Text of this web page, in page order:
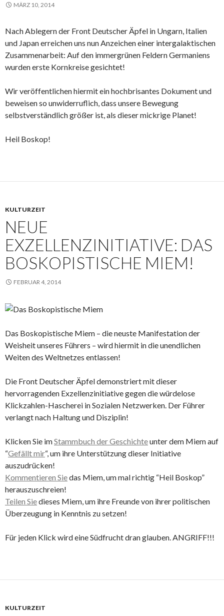
MÄRZ 10, 2014
Nach Ablegern der Front Deutscher Äpfel in Ungarn, Italien
und Japan erreichen uns nun Anzeichen einer intergalaktischen
Zusammenarbeit: Auf den immergrünen Feldern Germaniens
wurden erste Kornkreise gesichtet!
Wir veröffentlichen hiermit ein hochbrisantes Dokument und
beweisen so unwiderruflich, dass unsere Bewegung
selbstverständlich größer ist, als dieser mickrige Planet!
Heil Boskop!
KULTURZEIT
NEUE
EXZELLENZINITIATIVE: DAS
BOSKOPISTISCHE MIEM!
FEBRUAR 4, 2014
Das Boskopistische Miem – die neuste Manifestation der
Weisheit unseres Führers – wird hiermit in die unendlichen
Weiten des Weltnetzes entlassen!
Die Front Deutscher Äpfel demonstriert mit dieser
hervorragenden Exzellenzinitiative gegen die würdelose
Klickzahlen-Hascherei in Sozialen Netzwerken. Der Führer
verlangt nach Haltung und Disziplin!
Klicken Sie imStammbuch der Geschichteunter dem Miem auf
“Gefällt mir“, um ihre Unterstützung dieser Initiative
auszudrücken!
Kommentieren Siedas Miem, um mal richtig “Heil Boskop”
herauszuschreien!
Teilen Siedieses Miem, um ihre Freunde von ihrer politischen
Überzeugung in Kenntnis zu setzen!
Für jeden Klick wird eine Südfrucht dran glauben. ANGRIFF!!!
KULTURZEIT